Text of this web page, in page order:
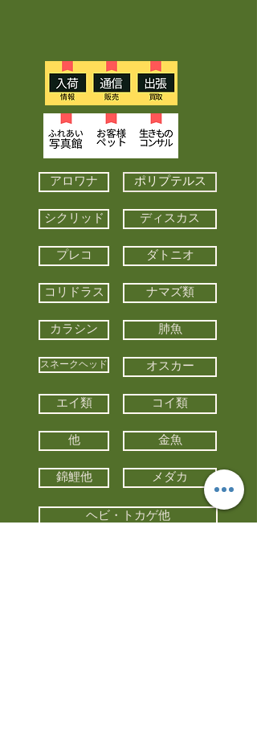
アロワナ ポリプテルス
シクリッド ディスカス
プレコ ダトニオ
コリドラス ナマズ類
カラシン 肺魚
スネークヘッド オスカー
エイ類 コイ類
他 金魚
錦鯉他 メダカ
ヘビ・トカゲ他